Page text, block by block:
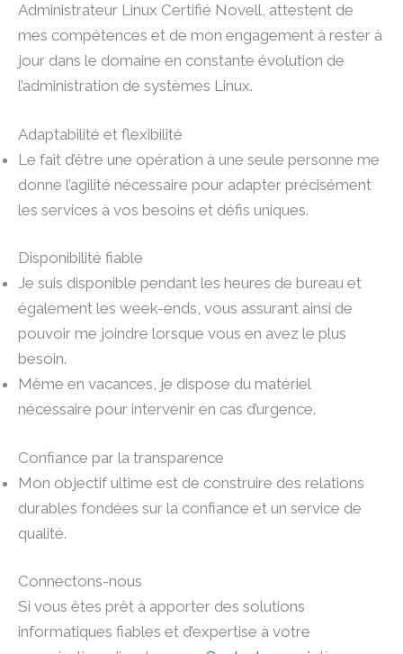
Administrateur Linux Certifié Novell, attestent de
mes compétences et de mon engagement à rester à
jour dans le domaine en constante évolution de
l’administration de systèmes Linux.
Adaptabilité et flexibilité
Le fait d’être une opération à une seule personne me
donne l’agilité nécessaire pour adapter précisément
les services à vos besoins et défis uniques.
Disponibilité fiable
Je suis disponible pendant les heures de bureau et
également les week-ends, vous assurant ainsi de
pouvoir me joindre lorsque vous en avez le plus
besoin.
Même en vacances, je dispose du matériel
nécessaire pour intervenir en cas d’urgence.
Confiance par la transparence
Mon objectif ultime est de construire des relations
durables fondées sur la confiance et un service de
qualité.
Connectons-nous
Si vous êtes prêt à apporter des solutions
informatiques fiables et d’expertise à votre